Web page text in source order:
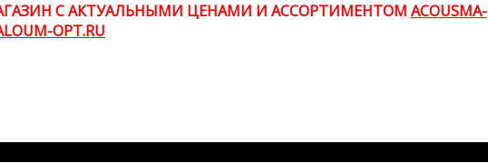
С АКТУАЛЬНЫМИ ЦЕНАМИ И АССОРТИМЕНТОМ ACOUSMA-
OPT.RU